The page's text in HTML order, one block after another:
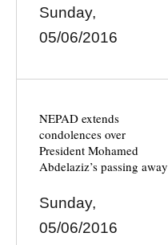
Sunday,
05/06/2016
NEPAD extends
condolences over
President Mohamed
Abdelaziz’s passing away
Sunday,
05/06/2016